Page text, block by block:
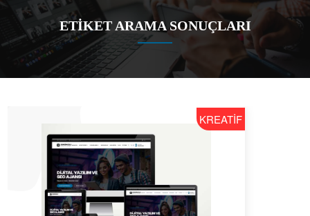
ETİKET ARAMA SONUÇLARI
KREATİF